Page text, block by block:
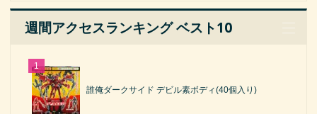
週間アクセスランキング ベスト10
誰俺ダークサイド デビル素ボディ(40個入り)